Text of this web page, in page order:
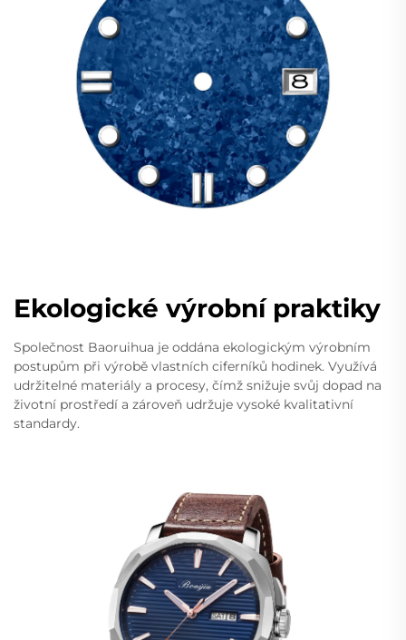
Ekologické výrobní praktiky
Společnost Baoruihua je oddána ekologickým výrobním
postupům při výrobě vlastních ciferníků hodinek. Využívá
udržitelné materiály a procesy, čímž snižuje svůj dopad na
životní prostředí a zároveň udržuje vysoké kvalitativní
standardy.